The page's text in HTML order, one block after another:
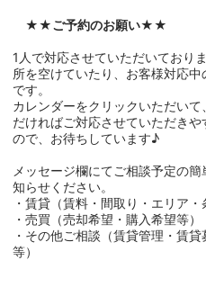
★★ご予約のお願い★★
1人で対応させていただいており
所を空けていたり、お客様対応中
です。
カレンダーをクリックいただいて
だければご対応させていただきや
ので、お待ちしています♪
メッセージ欄にてご相談予定の簡
知らせください。
・賃貸（賃料・間取り・エリア・
・売買（売却希望・購入希望等）
・その他ご相談（賃貸管理・賃
等）